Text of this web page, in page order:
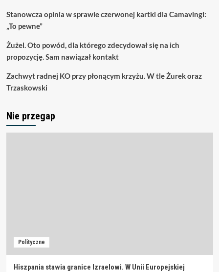
Stanowcza opinia w sprawie czerwonej kartki dla Camavingi:
„To pewne”
Żużel. Oto powód, dla którego zdecydował się na ich
propozycję. Sam nawiązał kontakt
Zachwyt radnej KO przy płonącym krzyżu. W tle Żurek oraz
Trzaskowski
Nie przegap
Polityczne
Hiszpania stawia granice Izraelowi. W Unii Europejskiej